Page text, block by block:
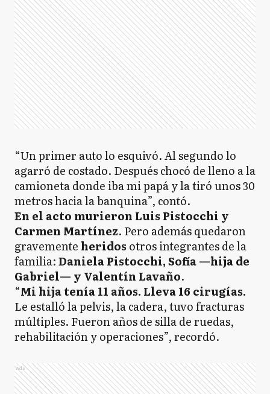
“Un primer auto lo esquivó. Al segundo lo
agarró de costado. Después chocó de lleno a la
camioneta donde iba mi papá y la tiró unos 30
metros hacia la banquina”, contó.
En el acto murieron Luis Pistocchi y
Carmen Martínez. Pero además quedaron
gravemente heridos otros integrantes de la
familia:Daniela Pistocchi, Sofía —hija de
Gabriel— y Valentín Lavaño.
“Mi hija tenía 11 años. Lleva 16 cirugías.
Le estalló la pelvis, la cadera, tuvo fracturas
múltiples. Fueron años de silla de ruedas,
rehabilitación y operaciones”, recordó.
Ads